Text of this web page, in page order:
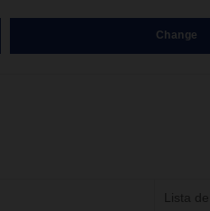
Change
Lista